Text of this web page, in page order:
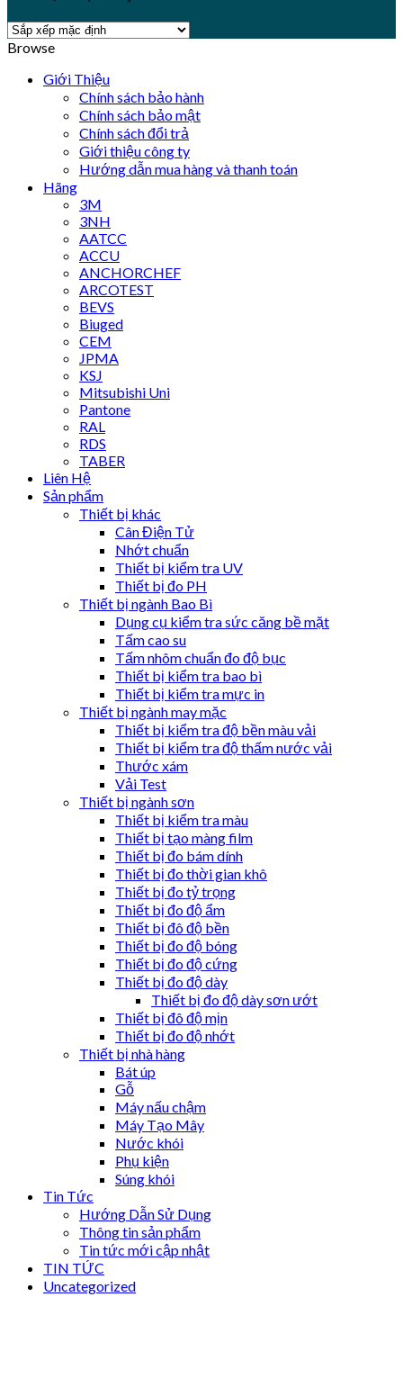
Browse
Giới Thiệu
Chính sách bảo hành
Chính sách bảo mật
Chính sách đổi trả
Giới thiệu công ty
Hướng dẫn mua hàng và thanh toán
Hãng
3M
3NH
AATCC
ACCU
ANCHORCHEF
ARCOTEST
BEVS
Biuged
CEM
JPMA
KSJ
Mitsubishi Uni
Pantone
RAL
RDS
TABER
Liên Hệ
Sản phẩm
Thiết bị khác
Cân Điện Tử
Nhớt chuẩn
Thiết bị kiểm tra UV
Thiết bị đo PH
Thiết bị ngành Bao Bì
Dụng cụ kiểm tra sức căng bề mặt
Tấm cao su
Tấm nhôm chuẩn đo độ bục
Thiết bị kiểm tra bao bì
Thiết bị kiểm tra mực in
Thiết bị ngành may mặc
Thiết bị kiểm tra độ bền màu vải
Thiết bị kiểm tra độ thấm nước vải
Thước xám
Vải Test
Thiết bị ngành sơn
Thiết bị kiểm tra màu
Thiết bị tạo màng film
Thiết bị đo bám dính
Thiết bị đo thời gian khô
Thiết bị đo tỷ trọng
Thiết bị đo độ ẩm
Thiết bị đô độ bền
Thiết bị đo độ bóng
Thiết bị đo độ cứng
Thiết bị đo độ dày
Thiết bị đo độ dày sơn ướt
Thiết bị đô độ mịn
Thiết bị đo độ nhớt
Thiết bị nhà hàng
Bát úp
Gỗ
Máy nấu chậm
Máy Tạo Mây
Nước khói
Phụ kiện
Súng khói
Tin Tức
Hướng Dẫn Sử Dụng
Thông tin sản phẩm
Tin tức mới cập nhật
TIN TỨC
Uncategorized